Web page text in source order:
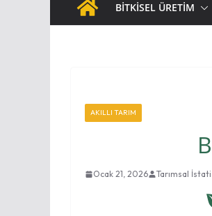
BITKISEL ÜRETIM
AKILLI TARIM
Ocak 21, 2026 Tarımsal